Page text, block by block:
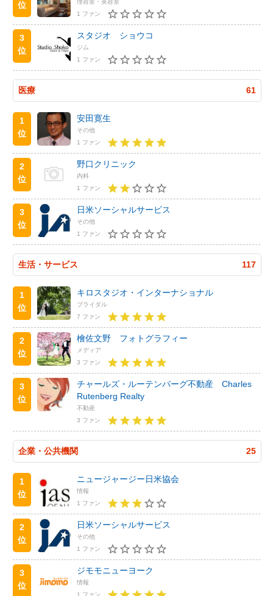
位
1 ファン
3
位
スタジオ ショウコ
ジム
1 ファン
医療 61
1
位
安田寛生
その他
1 ファン
2
位
野口クリニック
内科
1 ファン
3
位
日米ソーシャルサービス
その他
1 ファン
生活・サービス 117
1
位
キロスタジオ・インターナショナル
ブライダル
7 ファン
2
位
檜佐文野 フォトグラフィー
メディア
3 ファン
3
位
チャールズ・ルーテンバーグ不動産 Charles
Rutenberg Realty
不動産
3 ファン
企業・公共機関 25
1
位
ニュージャージー日米協会
情報
1 ファン
2
位
日米ソーシャルサービス
その他
1 ファン
3
位
ジモモニューヨーク
情報
1 ファン